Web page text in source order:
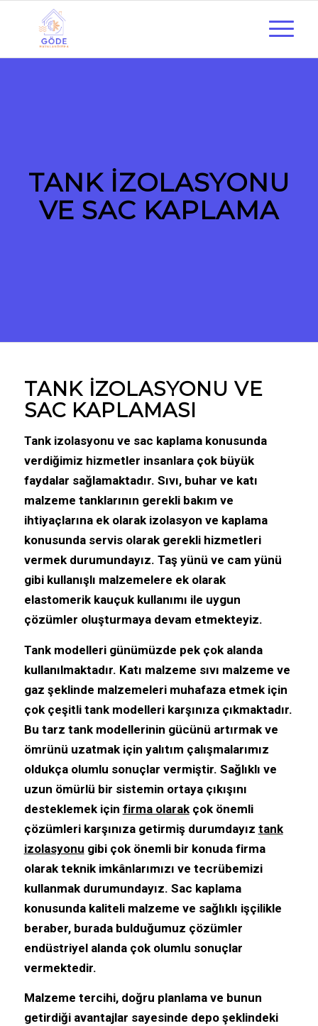
TANK İZOLASYONU
VE SAC KAPLAMA
TANK İZOLASYONU VE
SAC KAPLAMASI
Tank izolasyonu ve sac kaplamakonusunda
verdiğimiz hizmetler insanlara çok büyük
faydalar sağlamaktadır. Sıvı, buhar ve katı
malzeme tanklarının gerekli bakım ve
ihtiyaçlarına ek olarak izolasyon ve kaplama
konusunda servis olarak gerekli hizmetleri
vermek durumundayız. Taş yünü ve cam yünü
gibi kullanışlı malzemelere ek olarak
elastomerik kauçuk kullanımı ile uygun
çözümler oluşturmaya devam etmekteyiz.
Tank modelleri günümüzde pek çok alanda
kullanılmaktadır. Katı malzeme sıvı malzeme ve
gaz şeklinde malzemeleri muhafaza etmek için
çok çeşitli tank modelleri karşınıza çıkmaktadır.
Bu tarz tank modellerinin gücünü artırmak ve
ömrünü uzatmak için yalıtım çalışmalarımız
oldukça olumlu sonuçlar vermiştir. Sağlıklı ve
uzun ömürlü bir sistemin ortaya çıkışını
desteklemek için firma olarakçok önemli
çözümleri karşınıza getirmiş durumdayız tank
izolasyonu gibi çok önemli bir konuda firma
olarak teknik imkânlarımızı ve tecrübemizi
kullanmak durumundayız. Sac kaplama
konusunda kaliteli malzeme ve sağlıklı işçilikle
beraber, burada bulduğumuz çözümler
endüstriyel alanda çok olumlu sonuçlar
vermektedir.
Malzeme tercihi, doğru planlama ve bunun
getirdiği avantajlar sayesinde depo şeklindeki